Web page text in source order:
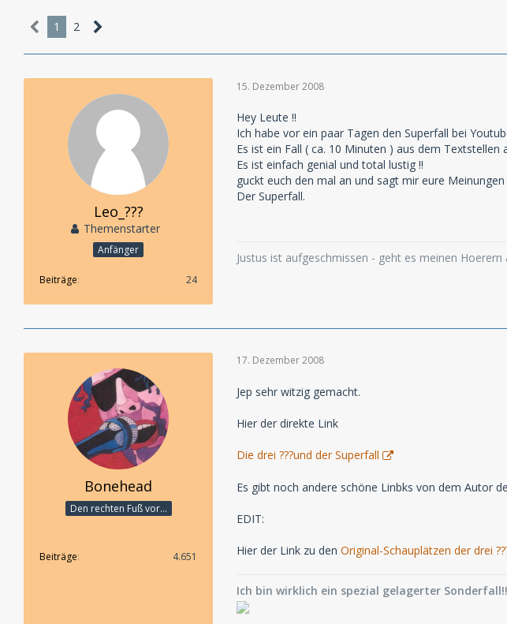
1 2
Leo_???
Themenstarter
Anfänger
Beiträge 24
15. Dezember 2008
Hey Leute !!
Ich habe vor ein paar Tagen den Superfall bei
Es ist ein Fall ( ca. 10 Minuten ) aus dem
Es ist einfach genial und total lustig !!
guckt euch den mal an und sagt mir eure Meinungen
Der Superfall.
Justus ist aufgeschmissen - geht es meinen Hoerern
Bonehead
Den rechten Fuß vor...
Beiträge 4.651
17. Dezember 2008
Jep sehr witzig gemacht.
Hier der direkte Link
Die drei ???und der Superfall
Es gibt noch andere schöne Linbks von dem Autor
EDIT:
Hier der Link zu den Original-Schauplätzen der drei
Ich bin wirklich ein spezial gelagerter